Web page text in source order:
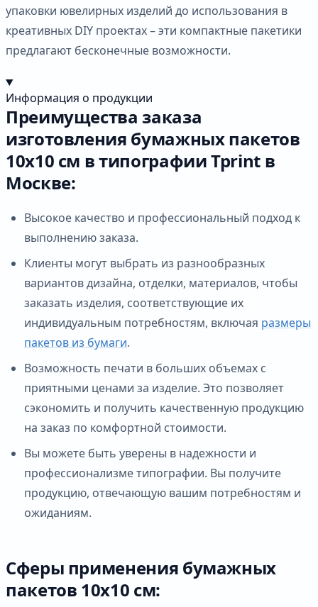
упаковки ювелирных изделий до использования в
креативных DIY проектах – эти компактные пакетики
предлагают бесконечные возможности.
Информация о продукции
Преимущества заказа
изготовления бумажных пакетов
10х10 см в типографии Tprint в
Москве:
Высокое качество и профессиональный подход к
выполнению заказа.
Клиенты могут выбрать из разнообразных
вариантов дизайна, отделки, материалов, чтобы
заказать изделия, соответствующие их
индивидуальным потребностям, включая размеры
пакетов из бумаги.
Возможность печати в больших объемах с
приятными ценами за изделие. Это позволяет
сэкономить и получить качественную продукцию
на заказ по комфортной стоимости.
Вы можете быть уверены в надежности и
профессионализме типографии. Вы получите
продукцию, отвечающую вашим потребностям и
ожиданиям.
Сферы применения бумажных
пакетов 10х10 см: